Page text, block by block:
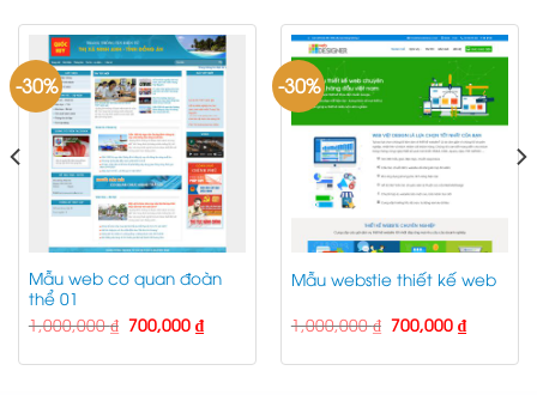
-30%
Mẫu web cơ quan đoàn
thể 01
1,000,000₫ Giá
gốc
1,000,000 ₫.
700,000 ₫Giá
hiện
là:
-30%
Mẫu webstie thiết kế web
1,000,000₫ Giá
gốc
1,000,000 ₫.
700,000 ₫Giá
hiện
là: